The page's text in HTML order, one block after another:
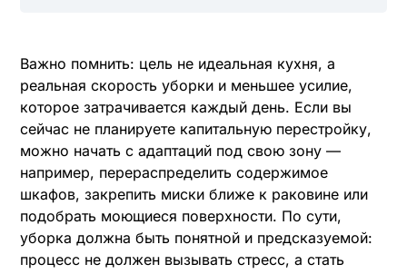
Важно помнить: цель не идеальная кухня, а
реальная скорость уборки и меньшее усилие,
которое затрачивается каждый день. Если вы
сейчас не планируете капитальную перестройку,
можно начать с адаптаций под свою зону —
например, перераспределить содержимое
шкафов, закрепить миски ближе к раковине или
подобрать моющиеся поверхности. По сути,
уборка должна быть понятной и предсказуемой:
процесс не должен вызывать стресс, а стать